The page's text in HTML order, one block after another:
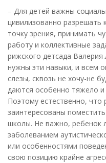
– Для детей важны
цивилизованно разрешать
точку зрения, принимать
работу и коллективные
рижского детсада
нужны эти навыки, и всем
слезы, сквозь не хочу-не
даются особенно тяжело
Поэтому естественно, что
заинтересованы
школы. Не важно, ребенок
заболеванием
или особенностями
свою позицию крайне